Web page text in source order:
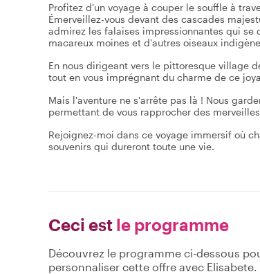
Profitez d'un voyage à couper le souffle à
Émerveillez-vous devant des cascades
admirez les falaises impressionnantes qui
macareux moines et d'autres oiseaux
En nous dirigeant vers le pittoresque village
tout en vous imprégnant du charme de ce
Mais l'aventure ne s'arrête pas là ! Nous
permettant de vous rapprocher des
Rejoignez-moi dans ce voyage immersif où
souvenirs qui dureront toute une vie.
Ceci est le programme
Découvrez le programme ci-dessous
personnaliser cette offre avec Elisabete.